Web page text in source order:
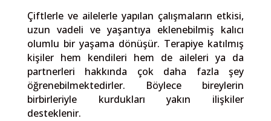
Çiftlerle ve ailelerle yapılan çalışmaların etkisi,
uzun vadeli ve yaşantıya eklenebilmiş kalıcı
olumlu bir yaşama dönüşür. Terapiye katılmış
kişiler hem kendileri hem de aileleri ya da
partnerleri hakkında çok daha fazla şey
öğrenebilmektedirler. Böylece bireylerin
birbirleriyle kurdukları yakın ilişkiler
desteklenir.